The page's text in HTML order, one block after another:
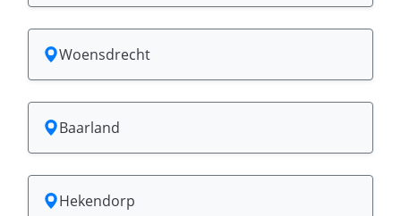
Woensdrecht
Baarland
Hekendorp